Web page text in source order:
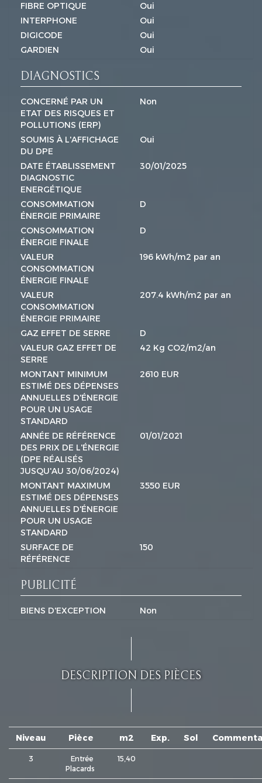
FIBRE OPTIQUE
Oui
INTERPHONE
Oui
DIGICODE
Oui
GARDIEN
Oui
DIAGNOSTICS
CONCERNÉ PAR UN
ETAT DES RISQUES ET
POLLUTIONS (ERP)
Non
SOUMIS À L'AFFICHAGE
DU DPE
Oui
DATE ÉTABLISSEMENT
DIAGNOSTIC
ENERGÉTIQUE
30/01/2025
CONSOMMATION
ÉNERGIE PRIMAIRE
D
CONSOMMATION
ÉNERGIE FINALE
D
VALEUR
CONSOMMATION
ÉNERGIE FINALE
196 kWh/m2 par an
VALEUR
CONSOMMATION
ÉNERGIE PRIMAIRE
207.4 kWh/m2 par an
GAZ EFFET DE SERRE
D
VALEUR GAZ EFFET DE
SERRE
42 Kg CO2/m2/an
MONTANT MINIMUM
ESTIMÉ DES DÉPENSES
ANNUELLES D'ÉNERGIE
POUR UN USAGE
STANDARD
2610 EUR
ANNÉE DE RÉFÉRENCE
DES PRIX DE L'ÉNERGIE
(DPE RÉALISÉS
JUSQU'AU 30/06/2024)
01/01/2021
MONTANT MAXIMUM
ESTIMÉ DES DÉPENSES
ANNUELLES D'ÉNERGIE
POUR UN USAGE
STANDARD
3550 EUR
SURFACE DE
RÉFÉRENCE
150
PUBLICITÉ
BIENS D'EXCEPTION Non
DESCRIPTION DES PIÈCES
Niveau Pièce m2 Exp. Sol
3
Entrée
Placards
15,40